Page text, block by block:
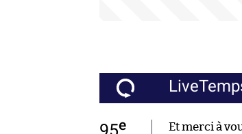
Live
e
Et merci à